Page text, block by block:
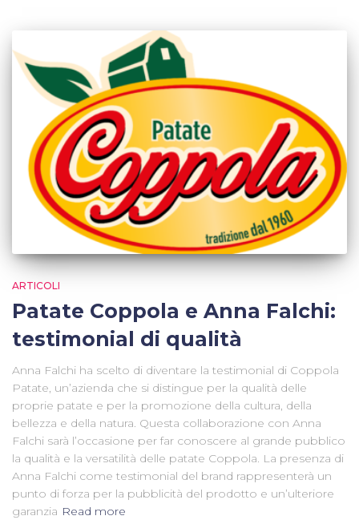
ARTICOLI
Patate Coppola e Anna Falchi:
testimonial di qualità
Anna Falchi ha scelto di diventare la testimonial di Coppola
Patate, un’azienda che si distingue per la qualità delle
proprie patate e per la promozione della cultura, della
bellezza e della natura. Questa collaborazione con Anna
Falchi sarà l’occasione per far conoscere al grande pubblico
la qualità e la versatilità delle patate Coppola. La presenza di
Anna Falchi come testimonial del brand rappresenterà un
punto di forza per la pubblicità del prodotto e un’ulteriore
garanzia Read more